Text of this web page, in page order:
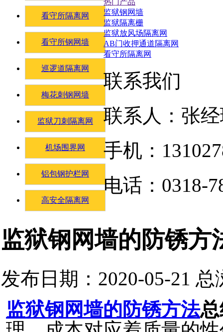
看守所隔离网
看守所钢网墙
巡逻道隔离网
梅花刺钢网墙
监狱刀刺隔离网
机场围界网
铝包钢护栏网
高安全隔离网
监狱钢网墙的防锈方
发布日期：2020-05-21 总
监狱钢网墙的防锈方法
热门产品
监狱钢网墙
监狱隔离栅
监狱放风场隔离网
AB门收押通道隔离网
看守所隔离网
联系我们
联系人：张
手机：
电话：0318-